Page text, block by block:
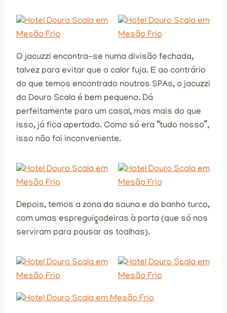
O jacuzzi encontra-se numa divisão fechada,
talvez para evitar que o calor fuja. E ao contrário
do que temos encontrado noutros SPAs, o jacuzzi
do Douro Scala é bem pequeno. Dá
perfeitamente para um casal, mas mais do que
isso, já fica apertado. Como só era “tudo nosso”,
isso não foi inconveniente.
Depois, temos a zona da sauna e do banho turco,
com umas espreguiçadeiras à porta (que só nos
serviram para pousar as toalhas).